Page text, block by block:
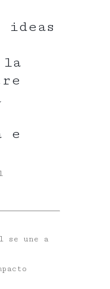
ideas
la
e
une a